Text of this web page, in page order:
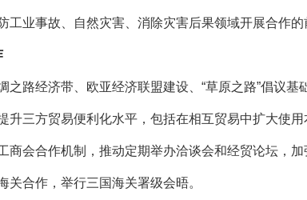
工业事故、自然灾害、消除灾害后果领域开展合作
之路经济带、欧亚经济联盟建设、“草原之路”倡议基
升三方贸易便利化水平，包括在相互贸易中扩大使
商会合作机制，推动定期举办洽谈会和经贸论坛，
关合作，举行三国海关署级会晤。